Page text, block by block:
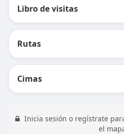
Libro de visitas
Rutas
Cimas
Inicia sesión o regístrate
el